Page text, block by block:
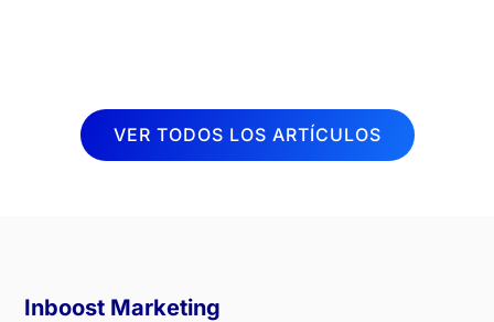
VER TODOS LOS ARTÍCULOS
Inboost Marketing